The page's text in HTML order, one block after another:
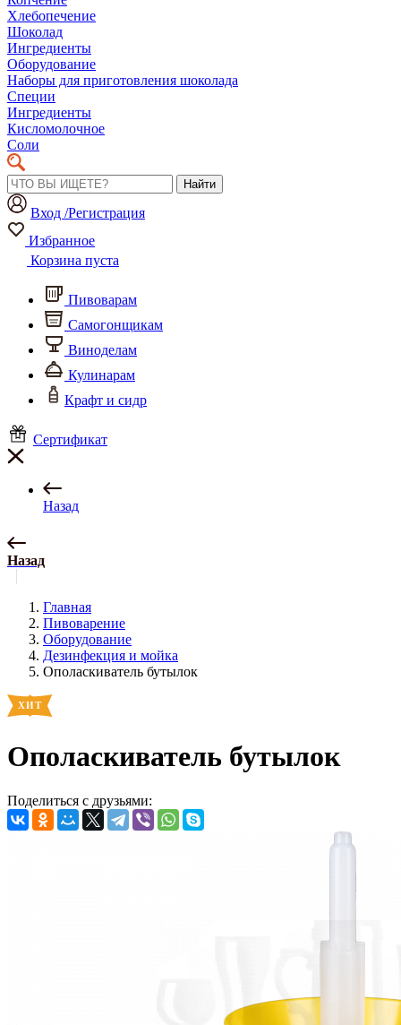
Хлебопечение
Шоколад
Ингредиенты
Оборудование
Наборы для приготовления шоколада
Специи
Ингредиенты
Кисломолочное
Соли
Найти
Вход /Регистрация
Избранное
Корзина пуста
Пивоварам
Самогонщикам
Виноделам
Кулинарам
Крафт и сидр
Сертификат
Назад
Назад
Главная
Пивоварение
Оборудование
Дезинфекция и мойка
Ополаскиватель бутылок
Ополаскиватель бутылок
Поделиться с друзьями: